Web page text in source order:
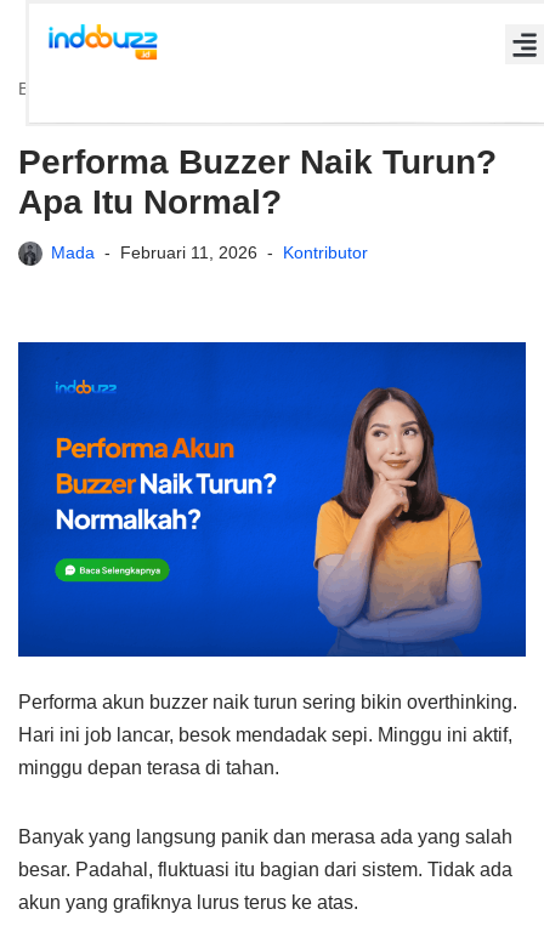
ke
Beranda
Performa Buzzer Naik Turun?
Apa Itu Normal?
Mada Februari 11, 2026 Kontributor
Performa akun buzzer naik turun sering bikin overthinking.
Hari ini job lancar, besok mendadak sepi. Minggu ini aktif,
minggu depan terasa di tahan.
Banyak yang langsung panik dan merasa ada yang salah
besar. Padahal, fluktuasi itu bagian dari sistem. Tidak ada
akun yang grafiknya lurus terus ke atas.